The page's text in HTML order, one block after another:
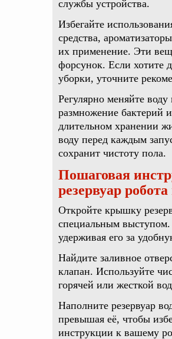
службы устройства.
Избегайте
средства,
их применение. Эти
форсунок. Если хотите
уборки, уточните
Регулярно меняйте воду
размножение бактерий
длительном хранении
воду перед каждым
сохранит чистоту пола.
Пошаговая
резервуар
Откройте крышку
специальным выступом.
удерживая его за
Найдите заливное
клапан. Используйте
горячей или жесткой
Наполните резервуар
превышая её, чтобы
инструкции к вашему